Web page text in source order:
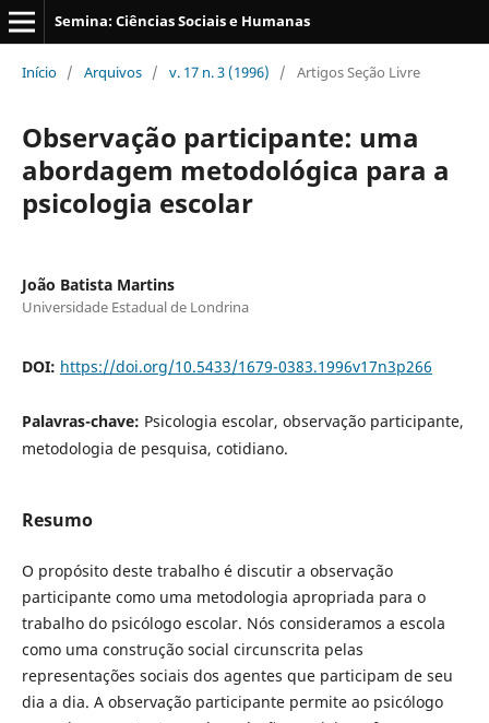
Semina: Ciências Sociais e Humanas
Início / Arquivos / v. 17 n. 3 (1996) / Artigos Seção Livre
Observação participante: uma
abordagem metodológica para a
psicologia escolar
João Batista Martins
Universidade Estadual de Londrina
DOI: https://doi.org/10.5433/1679-0383.1996v17n3p266
Palavras-chave: Psicologia escolar, observação participante,
metodologia de pesquisa, cotidiano.
Resumo
O propósito deste trabalho é discutir a observação
participante como uma metodologia apropriada para o
trabalho do psicólogo escolar. Nós consideramos a escola
como uma construção social circunscrita pelas
representações sociais dos agentes que participam de seu
dia a dia. A observação participante permite ao psicólogo